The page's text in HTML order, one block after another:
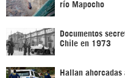
río Mapocho
Documentos
Chile en 1973
Hallan ahorcadas